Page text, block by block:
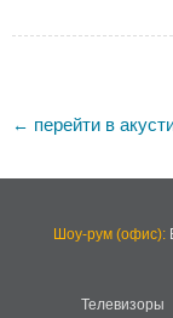
← перейти в
Шоу-рум (офис):
Телевизоры